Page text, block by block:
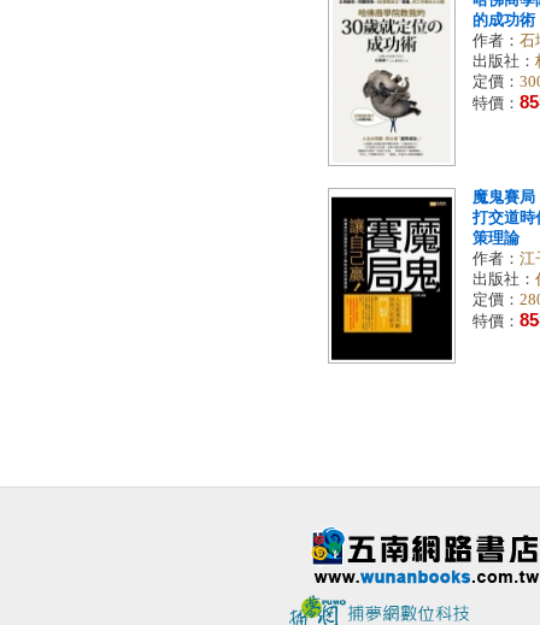
的成功術
作者： 石
出版社：
定價：
特價： 85
魔鬼賽局
打交道時
策理論
作者： 江
出版社：
定價：
特價： 85